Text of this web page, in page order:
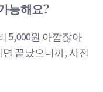
능해요?
5,000원 아깝잖아
끝났으니까, 사전